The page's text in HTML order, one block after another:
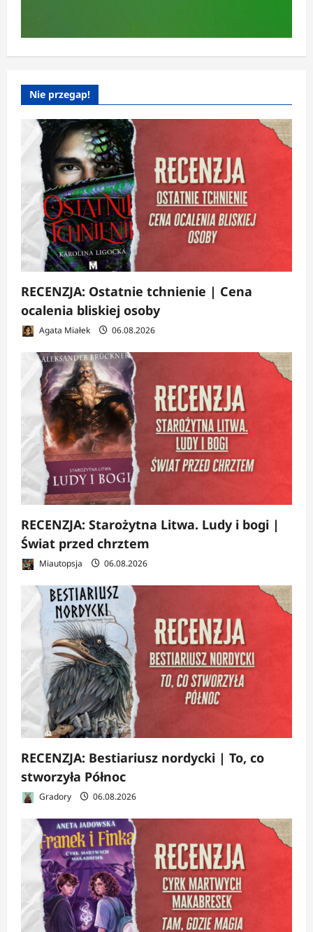
Nie przegap!
RECENZJA: Ostatnie tchnienie | Cena
ocalenia bliskiej osoby
Agata Miałek 06.08.2026
RECENZJA: Starożytna Litwa. Ludy i bogi |
Świat przed chrztem
Miautopsja 06.08.2026
RECENZJA: Bestiariusz nordycki | To, co
stworzyła Północ
Gradory 06.08.2026